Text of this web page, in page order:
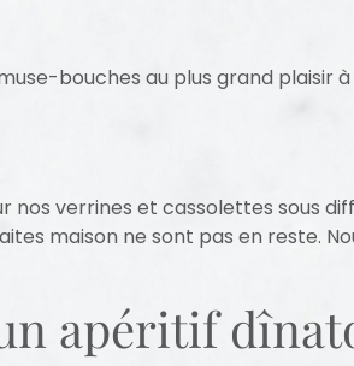
bouches au plus grand plaisir à
nos verrines et cassolettes sous
maison ne sont pas en reste.
apéritif